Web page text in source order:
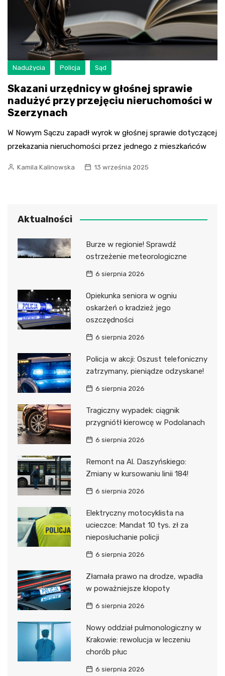
Nadużycia Policja Sąd
Skazani urzędnicy w głośnej sprawie
nadużyć przy przejęciu nieruchomości w
Szerzynach
W Nowym Sączu zapadł wyrok w głośnej sprawie dotyczącej
przekazania nieruchomości przez jednego z mieszkańców
Kamila Kalinowska 13 września 2025
Aktualności
Burze w regionie! Sprawdź
ostrzeżenie meteorologiczne
6 sierpnia 2026
Opiekunka seniora w ogniu
oskarżeń o kradzież jego
oszczędności
6 sierpnia 2026
Policja w akcji: Oszust telefoniczny
zatrzymany, pieniądze odzyskane!
6 sierpnia 2026
Tragiczny wypadek: ciągnik
przygniótł kierowcę w Podolanach
6 sierpnia 2026
Remont na Al. Daszyńskiego:
Zmiany w kursowaniu linii 184!
6 sierpnia 2026
Elektryczny motocyklista na
ucieczce: Mandat 10 tys. zł za
nieposłuchanie policji
6 sierpnia 2026
Złamała prawo na drodze, wpadła
w poważniejsze kłopoty
6 sierpnia 2026
Nowy oddział pulmonologiczny w
Krakowie: rewolucja w leczeniu
chorób płuc
6 sierpnia 2026